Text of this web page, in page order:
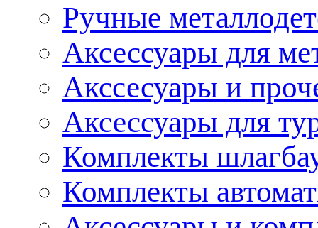
Ручные
Аксессуары для
Акссесуары и
Аксессуары для
Комплекты
Комплекты